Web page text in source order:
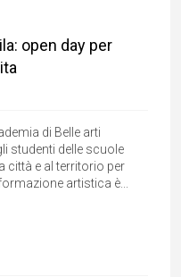
open day per
di Belle arti
studenti delle scuole
città e al territorio per
artistica è...